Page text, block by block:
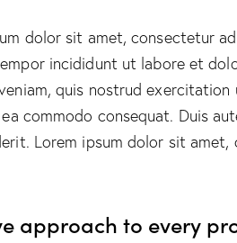
dolor sit amet, consectetur
incididunt ut labore et
quis nostrud
commodo consequat. Duis
Lorem ipsum dolor sit
approach to every